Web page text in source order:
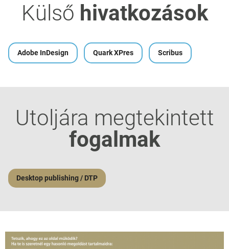
Külső hivatkozások
Adobe InDesign Quark XPres Scribus
Utoljára megtekintett
fogalmak
Desktop publishing / DTP